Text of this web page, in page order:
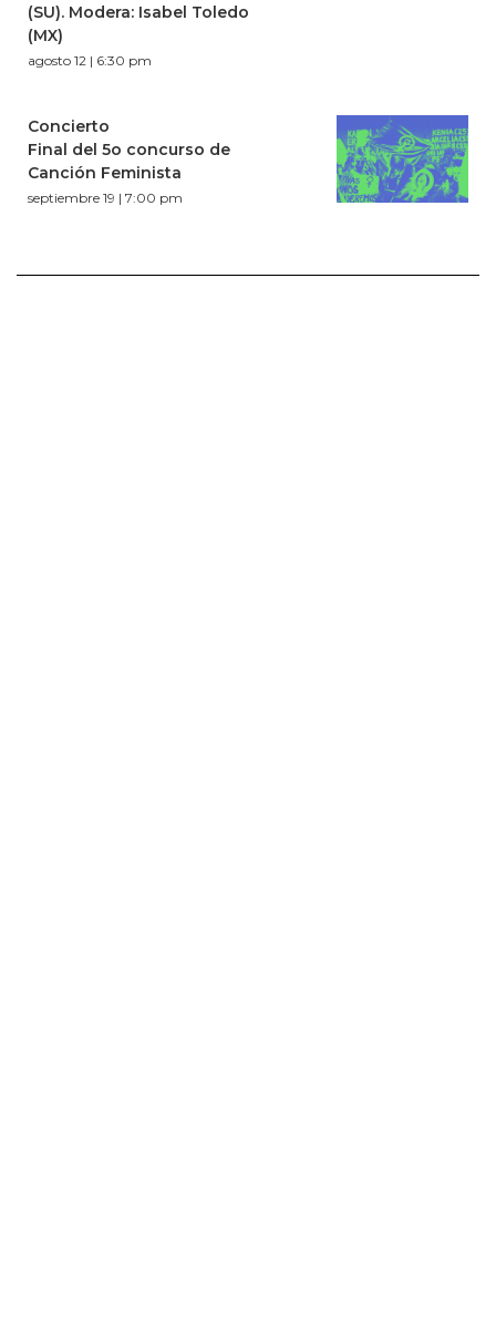
(SU). Modera: Isabel Toledo
(MX)
agosto 12 | 6:30 pm
Concierto
Final del 5o concurso de
Canción Feminista
septiembre 19 | 7:00 pm